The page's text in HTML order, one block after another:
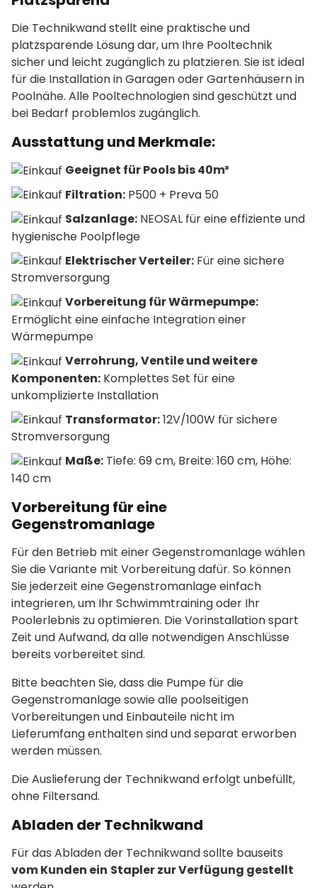
Die Technikwand stellt eine praktische und
platzsparende Lösung dar, um Ihre Pooltechnik
sicher und leicht zugänglich zu platzieren. Sie ist ideal
für die Installation in Garagen oder Gartenhäusern in
Poolnähe. Alle Pooltechnologien sind geschützt und
bei Bedarf problemlos zugänglich.
Ausstattung und Merkmale:
Geeignet für Pools bis 40m³
Filtration: P500 + Preva 50
Salzanlage: NEOSAL für eine effiziente und
hygienische Poolpflege
Elektrischer Verteiler: Für eine sichere
Stromversorgung
Vorbereitung für Wärmepumpe:
Ermöglicht eine einfache Integration einer
Wärmepumpe
Verrohrung, Ventile und weitere
Komponenten: Komplettes Set für eine
unkomplizierte Installation
Transformator:12V/100W für sichere
Stromversorgung
Maße: Tiefe: 69 cm, Breite: 160 cm, Höhe:
140 cm
Vorbereitung für eine
Gegenstromanlage
Für den Betrieb mit einer Gegenstromanlage wählen
Sie die Variante mit Vorbereitung dafür. So können
Sie jederzeit eine Gegenstromanlage einfach
integrieren, um Ihr Schwimmtraining oder Ihr
Poolerlebnis zu optimieren. Die Vorinstallation spart
Zeit und Aufwand, da alle notwendigen Anschlüsse
bereits vorbereitet sind.
Bitte beachten Sie, dass die Pumpe für die
Gegenstromanlage sowie alle poolseitigen
Vorbereitungen und Einbauteile nicht im
Lieferumfang enthalten sind und separat erworben
werden müssen.
Die Auslieferung der Technikwand erfolgt unbefüllt,
ohne Filtersand.
Abladen der Technikwand
Für das Abladen der Technikwand sollte bauseits
vom Kunden ein Stapler zur Verfügung gestellt